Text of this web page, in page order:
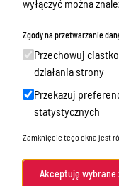
Tablica ogłoszeń
Dyżury Aptek w
Nieodpłatna Pomoc
Akty Prawne
Rejestry, ewidencje i
Budżet
Organizacja działania
powiatowego
wyłączyć można
Zgody na przetwarzanie
Przechowuj
działania strony
Przekazuj
statystycznych
Zamknięcie tego okna jest
Akceptuję wybrane